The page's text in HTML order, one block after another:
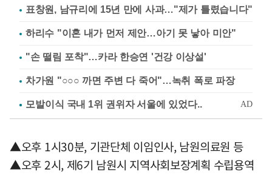
표창원, 남규리에 15년 만에 사과…"제가 틀렸습니다"
하리수 "이혼 내가 먼저 제안…아기 못 낳아 미안"
"손 떨림 포착"…카라 한승연 '건강 이상설'
차가원 "○○○ 까면 주변 다 죽어"…녹취 폭로 파장
▲오후 1시30분, 기관단체 이임인사, 남원의료원 등
▲오후 2시, 제6기 남원시 지역사회보장계획 수립용역